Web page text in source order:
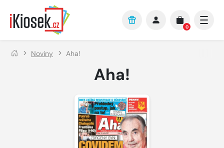
Přejít na hlavní obsah
0
Noviny Aha!
Aha!